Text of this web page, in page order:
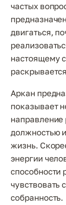
частых
двигаться,
настоящему
Аркан
показывает
направление
должностью
жизнь.
энергии
способности
чувствовать
собранность.